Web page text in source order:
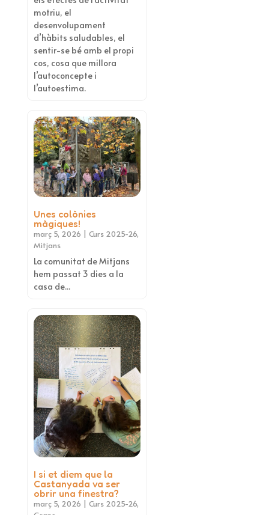
motriu, el
desenvolupament
d’hàbits saludables, el
sentir-se bé amb el propi
cos, cosa que millora
l’autoconcepte i
l’autoestima.
Unes colònies
màgiques!
març 5, 2026 | Curs 2025-26,
Mitjans
La comunitat de Mitjans
hem passat 3 dies a la
casa de...
I si et diem que la
Castanyada va ser
obrir una finestra?
març 5, 2026 | Curs 2025-26,